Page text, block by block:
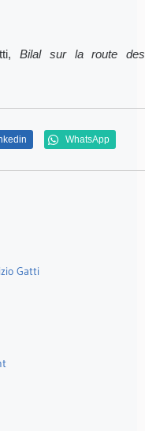
Bilal sur la route des
WhatsApp
Gatti